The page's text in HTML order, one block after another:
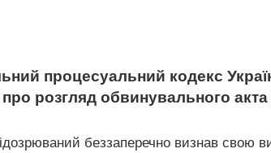
процесуальний кодекс
розгляд обвинувального
беззаперечно визнав свою